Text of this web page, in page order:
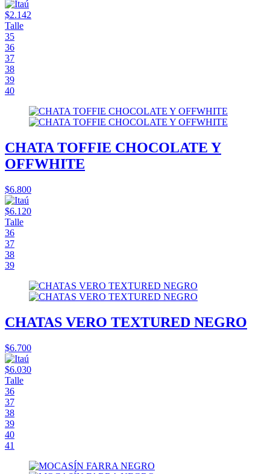
$2.142
Talle
35
36
37
38
39
40
CHATA TOFFIE CHOCOLATE Y
OFFWHITE
$6.800
$6.120
Talle
36
37
38
39
CHATAS VERO TEXTURED NEGRO
$6.700
$6.030
Talle
36
37
38
39
40
41